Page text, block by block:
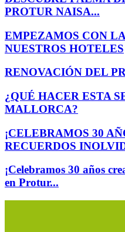
PROTUR NAISA...
EMPEZAMOS CON
NUESTROS HOTELES
RENOVACIÓN DEL
¿QUÉ HACER ESTA
MALLORCA?
¡CELEBRAMOS 30
RECUERDOS
¡Celebramos 30 años
en Protur...